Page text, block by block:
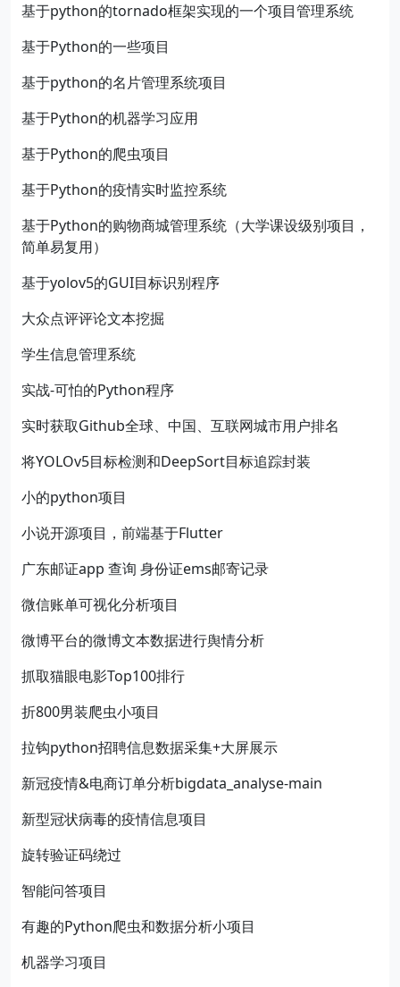
基于python的tornado框架实现的一个项目管理系统
基于Python的一些项目
基于python的名片管理系统项目
基于Python的机器学习应用
基于Python的爬虫项目
基于Python的疫情实时监控系统
基于Python的购物商城管理系统（大学课设级别项目，
简单易复用）
基于yolov5的GUI目标识别程序
大众点评评论文本挖掘
学生信息管理系统
实战-可怕的Python程序
实时获取Github全球、中国、互联网城市用户排名
将YOLOv5目标检测和DeepSort目标追踪封装
小的python项目
小说开源项目，前端基于Flutter
广东邮证app 查询 身份证ems邮寄记录
微信账单可视化分析项目
微博平台的微博文本数据进行舆情分析
抓取猫眼电影Top100排行
折800男装爬虫小项目
拉钩python招聘信息数据采集+大屏展示
新冠疫情&电商订单分析bigdata_analyse-main
新型冠状病毒的疫情信息项目
旋转验证码绕过
智能问答项目
有趣的Python爬虫和数据分析小项目
机器学习项目